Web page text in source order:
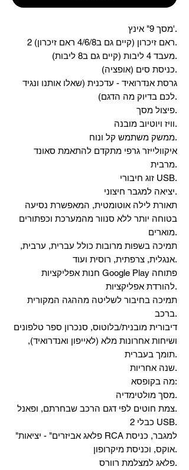
מסך 9" אינץ'.
2 ראם זיכרון (קיים גם ב4/6/8 ראם זיכרון).
מעבד 4 ליבות (קיים גם ב8 ליבות).
כניסת סים (אופציה).
גרסת אנדרואיד - עדכנית (שאלו אותנו ונגיד
לכם בדיוק מה הדגם).
פיצול מסך.
וויז ויוטיוב מובנה.
ממשק משתמש קל ונוח.
איקוולייזר גרפי מתקדם להתאמת סאונד
מרבית.
זוג חיבורי USB.
יציאה למגבר חיצוני.
תאורת לילה אוטומטית, המאפשרת נסיעה
בטוחה יותר ללא סנוור מהמערכת וכפתורים
מוארים.
תמיכה בשפות מרובות כולל עברית, ערבית,
אנגלית, צרפתית, רוסית ועוד.
‏חנות אפליקציות Google Play פתוחה
להורדת אפליקציות.
‏תמיכה בחיבור לשליטה מההגה המקורית
ברכב.
‏דיבורית מובנית/בלוטוס, ‏סנכרון ספר טלפונים
ושיחות אחרונות מלא (לאייפון ואנדרואיד),
תומך בעברית.
שנה אחריות.
מה בקופסא:
מסך מולטימדיה.
צמת חוטים לפי דגם הרכב שבחרתם, ופאנל.
2 כבלי USB.
"פלאג אביזרים" - יציאות RCA למגבר, כניסת
אוקס, וכניסת מיקרופון.
פלאג למצלמת רוורס.